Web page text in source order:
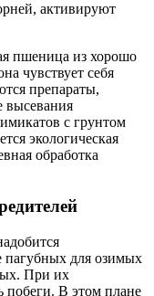
активируют
пшеница из хорошо
чувствует себя
препараты,
высевания
с грунтом
экологическая
обработка
пагубных для озимых
При их
побеги. В этом плане